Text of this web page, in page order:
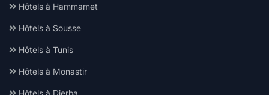
Hôtels à Hammamet
Hôtels à Sousse
Hôtels à Tunis
Hôtels à Monastir
Hôtels à Djerba